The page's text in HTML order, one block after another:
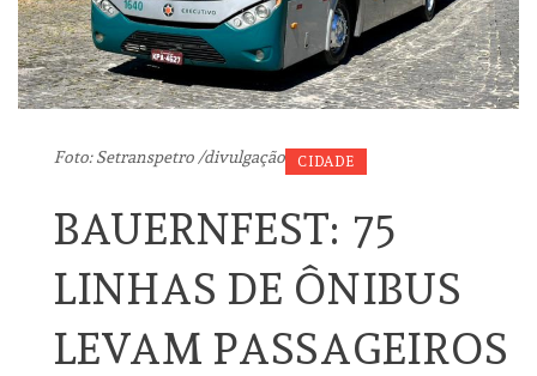
Foto: Setranspetro /divulgação CIDADE
BAUERNFEST: 75
LINHAS DE ÔNIBUS
LEVAM PASSAGEIROS